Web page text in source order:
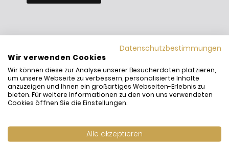
Datenschutzbestimmungen
Wir verwenden Cookies
Wir können diese zur Analyse unserer Besucherdaten platzieren,
um unsere Webseite zu verbessern, personalisierte Inhalte
anzuzeigen und Ihnen ein großartiges Webseiten-Erlebnis zu
bieten. Für weitere Informationen zu den von uns verwendeten
Cookies öffnen Sie die Einstellungen.
Alle akzeptieren